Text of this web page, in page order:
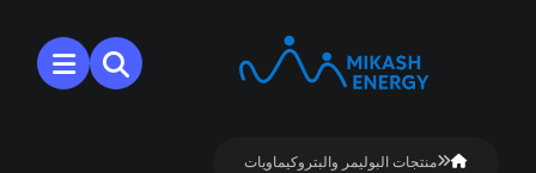
منتجات البوليمر والبتروكيماويات